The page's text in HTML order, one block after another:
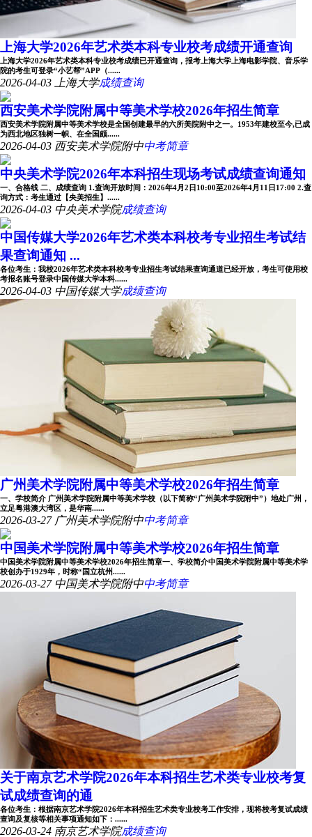
上海大学2026年艺术类本科专业校考成绩开通查询
上海大学2026年艺术类本科专业校考成绩已开通查询，报考上海大学上海电影学院、音乐学
院的考生可登录“小艺帮”APP（......
2026-04-03 上海大学成绩查询
西安美术学院附属中等美术学校2026年招生简章
西安美术学院附属中等美术学校是全国创建最早的六所美院附中之一。1953年建校至今,已成
为西北地区独树一帜、在全国颇......
2026-04-03 西安美术学院附中中考简章
中央美术学院2026年本科招生现场考试成绩查询通知
一、合格线 二、成绩查询 1.查询开放时间：2026年4月2日10:00至2026年4月11日17:00 2.查
询方式：考生通过【央美招生】......
2026-04-03 中央美术学院成绩查询
中国传媒大学2026年艺术类本科校考专业招生考试结
果查询通知 ...
各位考生：我校2026年艺术类本科校考专业招生考试结果查询通道已经开放，考生可使用校
考报名账号登录中国传媒大学本科......
2026-04-03 中国传媒大学成绩查询
广州美术学院附属中等美术学校2026年招生简章
一、学校简介 广州美术学院附属中等美术学校（以下简称“广州美术学院附中”）地处广州，
立足粤港澳大湾区，是华南......
2026-03-27 广州美术学院附中中考简章
中国美术学院附属中等美术学校2026年招生简章
中国美术学院附属中等美术学校2026年招生简章一、学校简介中国美术学院附属中等美术学
校创办于1929年，时称“国立杭州......
2026-03-27 中国美术学院附中中考简章
关于南京艺术学院2026年本科招生艺术类专业校考复
试成绩查询的通
各位考生：根据南京艺术学院2026年本科招生艺术类专业校考工作安排，现将校考复试成绩
查询及复核等相关事项通知如下：......
2026-03-24 南京艺术学院成绩查询